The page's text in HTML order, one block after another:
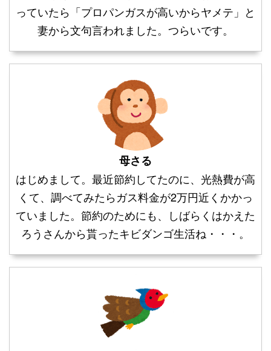
っていたら「プロパンガスが高いからヤメテ」と
妻から文句言われました。つらいです。
母さる
はじめまして。最近節約してたのに、光熱費が高
くて、調べてみたらガス料金が2万円近くかかっ
ていました。節約のためにも、しばらくはかえた
ろうさんから貰ったキビダンゴ生活ね・・・。